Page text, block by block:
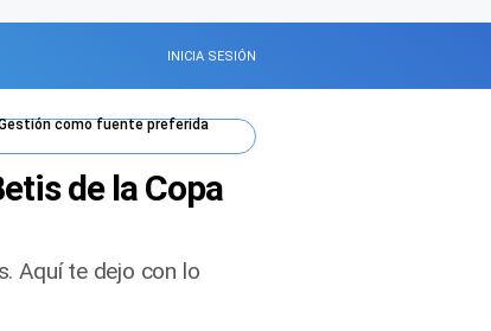
INICIA SESIÓN
como fuente preferida
de la Copa
Aquí te dejo con lo